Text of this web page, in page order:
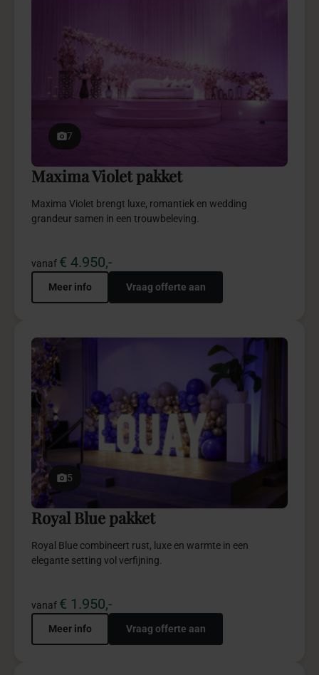
7
Maxima Violet pakket
Maxima Violet brengt luxe, romantiek en wedding
grandeur samen in een trouwbeleving.
vanaf € 4.950,-
Meer info Vraag offerte aan
5
Royal Blue pakket
Royal Blue combineert rust, luxe en warmte in een
elegante setting vol verfijning.
vanaf € 1.950,-
Meer info Vraag offerte aan